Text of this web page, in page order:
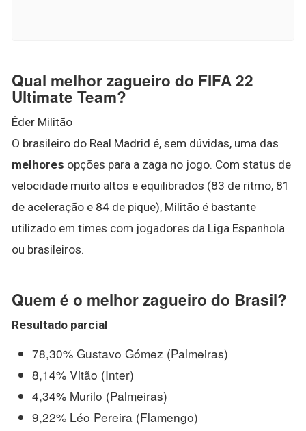
Qual melhor zagueiro do FIFA 22
Ultimate Team?
Éder Militão
O brasileiro do Real Madrid é, sem dúvidas, uma das
melhores opções para a zaga no jogo. Com status de
velocidade muito altos e equilibrados (83 de ritmo, 81
de aceleração e 84 de pique), Militão é bastante
utilizado em times com jogadores da Liga Espanhola
ou brasileiros.
Quem é o melhor zagueiro do Brasil?
Resultado parcial
78,30% Gustavo Gómez (Palmeiras)
8,14% Vitão (Inter)
4,34% Murilo (Palmeiras)
9,22% Léo Pereira (Flamengo)